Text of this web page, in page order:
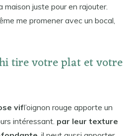
maison juste pour en rajouter.
me promener avec un bocal,
tire votre plat et votre
vifl’oignon rouge apporte un
intéressant. par leur texture